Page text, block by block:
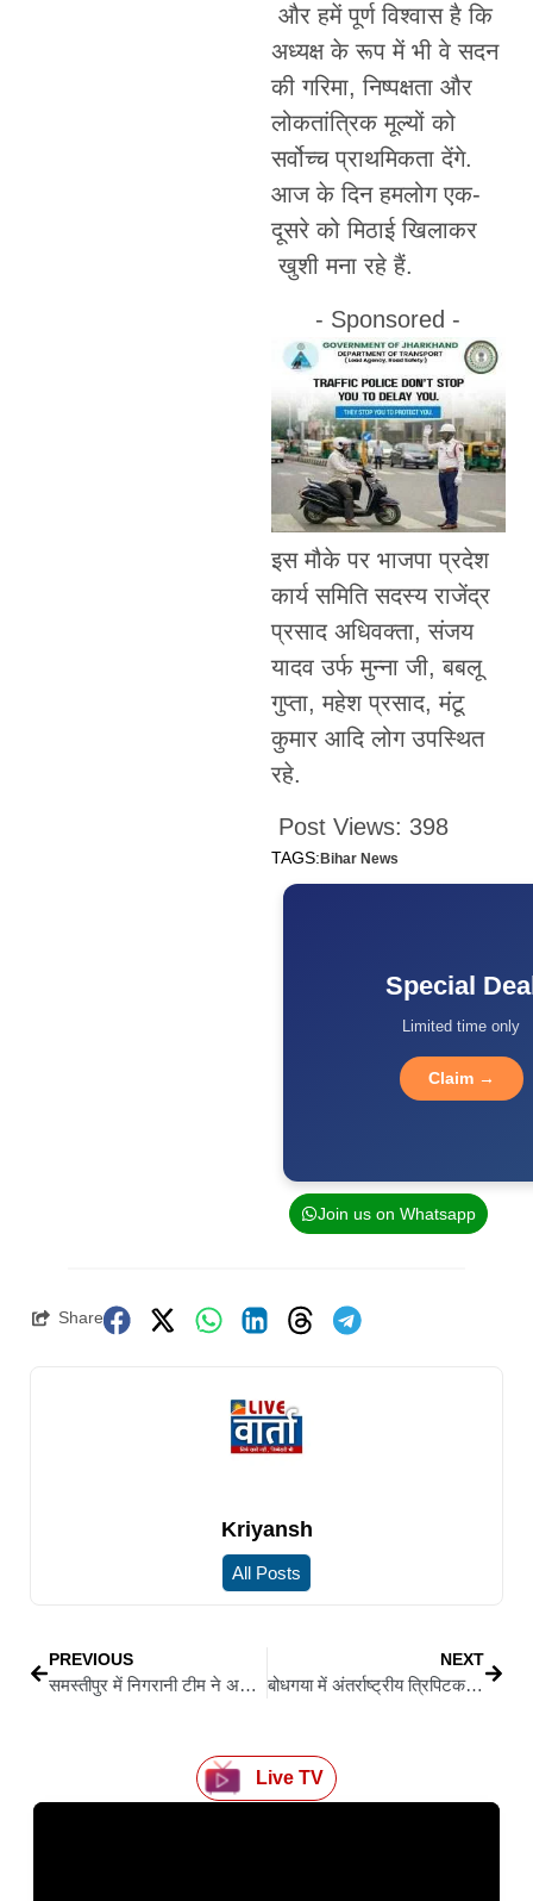
और हमें पूर्ण विश्वास है कि
अध्यक्ष के रूप में भी वे सदन
की गरिमा, निष्पक्षता और
लोकतांत्रिक मूल्यों को
सर्वोच्च प्राथमिकता देंगे.
आज के दिन हमलोग एक-
दूसरे को मिठाई खिलाकर
खुशी मना रहे हैं.
- Sponsored -
इस मौके पर भाजपा प्रदेश
कार्य समिति सदस्य राजेंद्र
प्रसाद अधिवक्ता, संजय
यादव उर्फ मुन्ना जी, बबलू
गुप्ता, महेश प्रसाद, मंटू
कुमार आदि लोग उपस्थित
रहे.
Post Views: 398
TAGS: Bihar News
Special
Limited time only
Claim →
Join us on Whatsapp
Share
Kriyansh
All Posts
PREVIOUS
समस्तीपुर में निगरानी टीम ने अनुमंडल कृषि पदाधिकारी और क्लर्क को 40 हजार घूस लेते पकड़ा
NEXT
बोधगया में अंतर्राष्ट्रीय त्रिपिटक पूजा समारोह, केंद्रीय मंत्री गजेंद्र सिंह शेखावत और अरुणाचल प्रदेश के डिप्टी सीएम ने किया शुभारंभ
Live TV